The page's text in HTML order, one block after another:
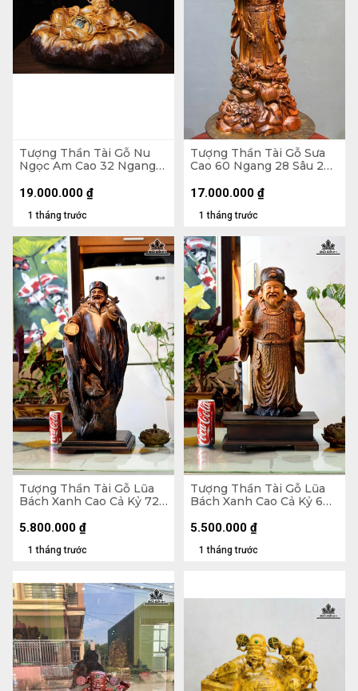
Tượng Thần Tài Gỗ Nu
Ngọc Am Cao 32 Ngang
1 tháng trước
19.000.000 ₫
Tượng Thần Tài Gỗ Sưa
Cao 60 Ngang 28 Sâu 20
1 tháng trước
17.000.000 ₫
Tượng Thần Tài Gỗ Lũa
Bách Xanh Cao Cả Kỷ 72
Kỷ Cao 10
1 tháng trước
5.800.000 ₫
Tượng Thần Tài Gỗ Lũa
Bách Xanh Cao Cả Kỷ 60
Cao 10
1 tháng trước
5.500.000 ₫